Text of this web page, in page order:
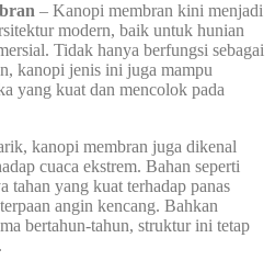
– Kanopi membran kini menjadi
modern, baik untuk hunian
Tidak hanya berfungsi sebagai
kanopi jenis ini juga mampu
yang kuat dan mencolok pada
kanopi membran juga dikenal
cuaca ekstrem. Bahan seperti
yang kuat terhadap panas
angin kencang. Bahkan
bertahun-tahun, struktur ini tetap